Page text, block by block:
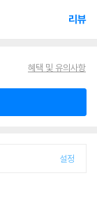
리뷰
혜택 및 유의사항
설정